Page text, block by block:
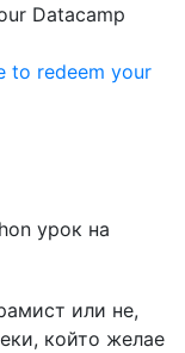
Datacamp
to redeem your
урок на
или не,
който желае